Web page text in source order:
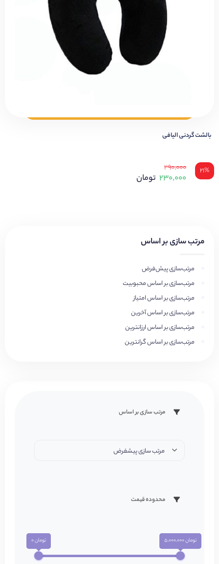
مرتب سازی بر اساس
مرتب‌سازی پیش‌فرض
مرتب‌سازی بر اساس محبوبیت
مرتب‌سازی بر اساس امتیاز
مرتب‌سازی بر اساس آخرین
مرتب‌سازی بر اساس ارزانترین
مرتب‌سازی بر اساس گرانترین
مرتب سازی بر اساس
مرتب سازی پیشفرض
محدوده قیمت
تومان 0 تومان 5,000,000
بالشت گردنی الیافی
۲۱% ۲۹۰,۰۰۰
۲۳۰,۰۰۰ تومان